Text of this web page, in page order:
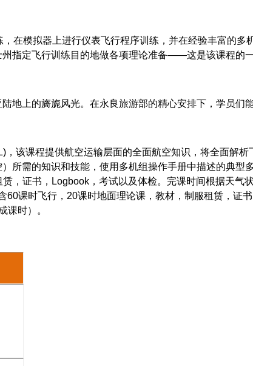
在模拟器上进行仪表飞行程序训练，并在经验丰富的
指定飞行训练目的地做各项理论准备——这是该课程的一
地上的旖旎风光。在永良旅游部的精心安排下，学员们
，该课程提供航空运输层面的全面航空知识，将全面解
所需的知识和技能，使用多机组操作手册中描述的典型
，证书， Logbook ，考试以及体检。完课时间根据天气
60课时飞行， 20课时地面理论课，教材，制服租赁，证书
课时）。